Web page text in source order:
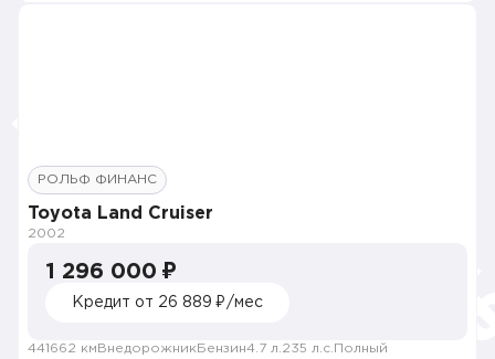
РОЛЬФ ФИНАНС
Toyota Land Cruiser
2002
1 296 000 ₽
Кредит от 26 889 ₽/мес
441662 км Внедорожник Бензин4.7 л. 235 л.с. Полный